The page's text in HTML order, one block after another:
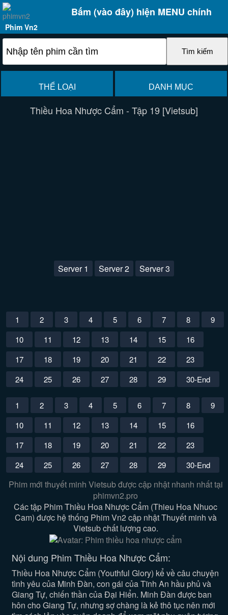
Bấm (vào đây) hiện MENU chính
Phim Vn2
THỂ LOẠI DANH MỤC
Thiều Hoa Nhược Cẩm - Tập 19 [Vietsub]
Server 1 Server 2 Server 3
1 2 3 4 5 6 7 8
9
10
11 12 13 14 15
16
17
18 19 20 21 22
23
24
25 26 27 28 29 30-End
1 2 3 4 5 6 7 8
9
10
11 12 13 14 15
16
17
18 19 20 21 22
23
24
25 26 27 28 29 30-End
Phim mới thuyết minh Vietsub được cập nhật nhanh nhất tại
phimvn2.pro
Các tập Phim Thiều Hoa Nhược Cẩm (Thieu Hoa Nhuoc
Cam) được hệ thống Phim Vn2 cập nhật Thuyết minh và
Vietsub chất lượng cao.
Nội dung Phim Thiều Hoa Nhược Cẩm:
Thiều Hoa Nhược Cẩm (Youthful Glory) kể về câu chuyện
tình yêu của Minh Đàn, con gái của Tĩnh An hầu phủ và
Giang Tự, chiến thần của Đại Hiển. Minh Đàn được ban
hôn cho Giang Tự, nhưng sợ chàng là kẻ thô tục nên mới